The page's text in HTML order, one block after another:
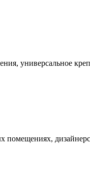
универсальное
помещениях,